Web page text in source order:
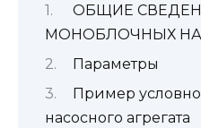
ОБЩИЕ
МОНОБЛОЧНЫХ
Параметры
Пример
насосного агрегата